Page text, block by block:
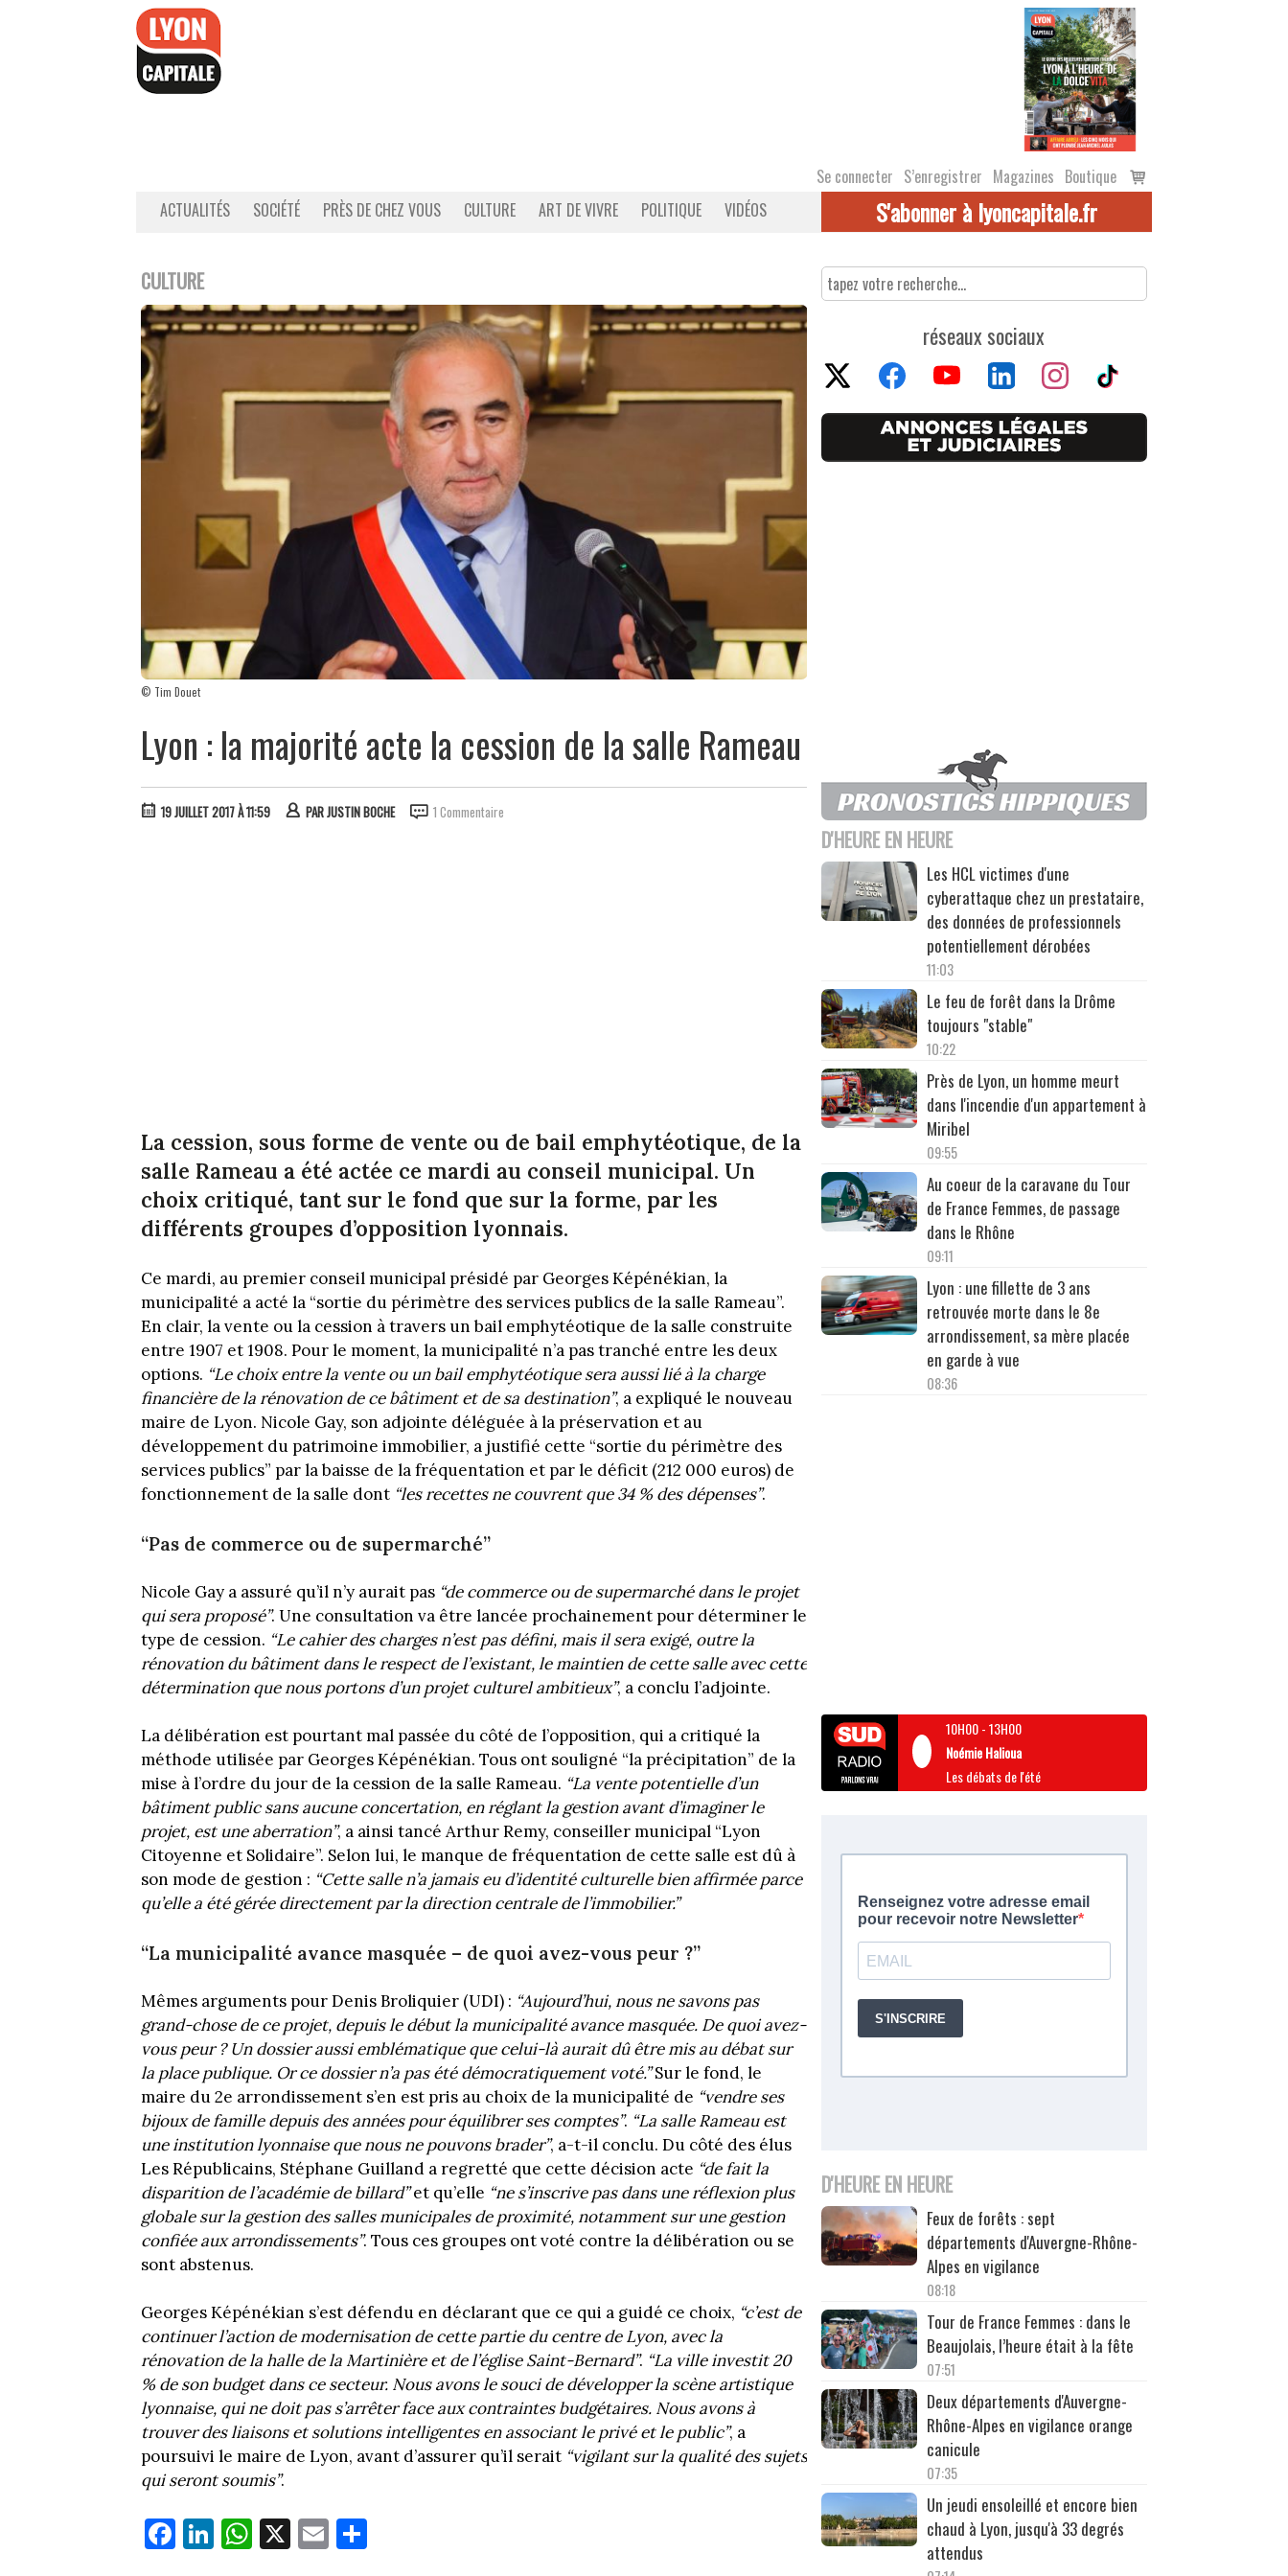
Se connecter S’enregistrer Magazines Boutique
Voir
le
ACTUALITÉS SOCIÉTÉ PRÈS DE CHEZ VOUS CULTURE ART DE VIVRE POLITIQUE VIDÉOS S'abonner à lyoncapitale.fr
CULTURE
© Tim Douet
Lyon : la majorité acte la cession de la salle Rameau
19 JUILLET 2017 À 11:59 PARJUSTIN BOCHE 1 Commentaire
La cession, sous forme de vente ou de bail emphytéotique, de la
salle Rameau a été actée ce mardi au conseil municipal. Un
choix critiqué, tant sur le fond que sur la forme, par les
différents groupes d’opposition lyonnais.
Ce mardi, au premier conseil municipal présidé par Georges Képénékian, la
municipalité a acté la “sortie du périmètre des services publics de la salle Rameau”.
En clair, la vente ou la cession à travers un bail emphytéotique de la salle construite
entre 1907 et 1908. Pour le moment, la municipalité n’a pas tranché entre les deux
options. “Le choix entre la vente ou un bail emphytéotique sera aussi lié à la charge
financière de la rénovation de ce bâtiment et de sa destination”, a expliqué le nouveau
maire de Lyon. Nicole Gay, son adjointe déléguée à la préservation et au
développement du patrimoine immobilier, a justifié cette “sortie du périmètre des
services publics” par la baisse de la fréquentation et par le déficit (212 000 euros) de
fonctionnement de la salle dont “les recettes ne couvrent que 34 % des dépenses”.
“Pas de commerce ou de supermarché”
Nicole Gay a assuré qu’il n’y aurait pas “de commerce ou de supermarché dans le projet
qui sera proposé”. Une consultation va être lancée prochainement pour déterminer le
type de cession. “Le cahier des charges n’est pas défini, mais il sera exigé, outre la
rénovation du bâtiment dans le respect de l’existant, le maintien de cette salle avec cette
détermination que nous portons d’un projet culturel ambitieux”, a conclu l’adjointe.
La délibération est pourtant mal passée du côté de l’opposition, qui a critiqué la
méthode utilisée par Georges Képénékian. Tous ont souligné “la précipitation” de la
mise à l’ordre du jour de la cession de la salle Rameau. “La vente potentielle d’un
bâtiment public sans aucune concertation, en réglant la gestion avant d’imaginer le
projet, est une aberration”, a ainsi tancé Arthur Remy, conseiller municipal “Lyon
Citoyenne et Solidaire”. Selon lui, le manque de fréquentation de cette salle est dû à
son mode de gestion : “Cette salle n’a jamais eu d’identité culturelle bien affirmée parce
qu’elle a été gérée directement par la direction centrale de l’immobilier.”
“La municipalité avance masquée – de quoi avez-vous peur ?”
Mêmes arguments pour Denis Broliquier (UDI) : “Aujourd’hui, nous ne savons pas
grand-chose de ce projet, depuis le début la municipalité avance masquée. De quoi avez-
vous peur ? Un dossier aussi emblématique que celui-là aurait dû être mis au débat sur
la place publique. Or ce dossier n’a pas été démocratiquement voté.”Sur le fond, le
maire du 2e arrondissement s’en est pris au choix de la municipalité de “vendre ses
bijoux de famille depuis des années pour équilibrer ses comptes”. “La salle Rameau est
une institution lyonnaise que nous ne pouvons brader”, a-t-il conclu. Du côté des élus
Les Républicains, Stéphane Guilland a regretté que cette décision acte “de fait la
disparition de l’académie de billard”et qu’elle “ne s’inscrive pas dans une réflexion plus
globale sur la gestion des salles municipales de proximité, notamment sur une gestion
confiée aux arrondissements”. Tous ces groupes ont voté contre la délibération ou se
sont abstenus.
Georges Képénékian s’est défendu en déclarant que ce qui a guidé ce choix, “c’est de
continuer l’action de modernisation de cette partie du centre de Lyon, avec la
rénovation de la halle de la Martinière et de l’église Saint-Bernard”. “La ville investit 20
% de son budget dans ce secteur. Nous avons le souci de développer la scène artistique
lyonnaise, qui ne doit pas s’arrêter face aux contraintes budgétaires. Nous avons à
trouver des liaisons et solutions intelligentes en associant le privé et le public”, a
poursuivi le maire de Lyon, avant d’assurer qu’il serait “vigilant sur la qualité des sujets
qui seront soumis”.
Fa
ce
Li
nk
W
ha
X E
m
réseaux sociaux
D'HEURE EN HEURE
Les HCL victimes d'une
cyberattaque chez un prestataire,
des données de professionnels
potentiellement dérobées
11:03
Le feu de forêt dans la Drôme
toujours "stable"
10:22
Près de Lyon, un homme meurt
dans l'incendie d'un appartement à
Miribel
09:55
Au coeur de la caravane du Tour
de France Femmes, de passage
dans le Rhône
09:11
Lyon : une fillette de 3 ans
retrouvée morte dans le 8e
arrondissement, sa mère placée
en garde à vue
08:36
10H00-13H00
Noémie Halioua
Les débats de l'été
D'HEURE EN HEURE
Feux de forêts : sept
départements d'Auvergne-Rhône-
Alpes en vigilance
08:18
Tour de France Femmes : dans le
Beaujolais, l’heure était à la fête
07:51
Deux départements d'Auvergne-
Rhône-Alpes en vigilance orange
canicule
07:35
Un jeudi ensoleillé et encore bien
chaud à Lyon, jusqu'à 33 degrés
attendus